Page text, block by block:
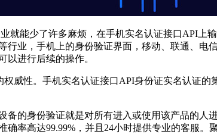
能少了许多麻烦，在手机实名认证接口API上
业，手机上的身份验证界面，移动、联通、电
以进行后续的操作。
性。手机实名认证接口API身份证实名认证的
身份验证就是对所有进入或使用该产品的人
率高达99.99%，并且24小时提供专业的客服。